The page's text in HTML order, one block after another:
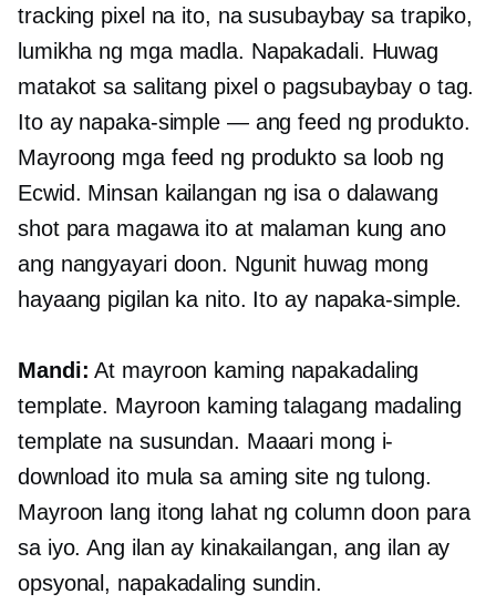
tracking pixel na ito, na susubaybay sa trapiko,
lumikha ng mga madla. Napakadali. Huwag
matakot sa salitang pixel o pagsubaybay o tag.
Ito ay napaka-simple — ang feed ng produkto.
Mayroong mga feed ng produkto sa loob ng
Ecwid. Minsan kailangan ng isa o dalawang
shot para magawa ito at malaman kung ano
ang nangyayari doon. Ngunit huwag mong
hayaang pigilan ka nito. Ito ay napaka-simple.
Mandi: At mayroon kaming napakadaling
template. Mayroon kaming talagang madaling
template na susundan. Maaari mong i-
download ito mula sa aming site ng tulong.
Mayroon lang itong lahat ng column doon para
sa iyo. Ang ilan ay kinakailangan, ang ilan ay
opsyonal, napakadaling sundin.